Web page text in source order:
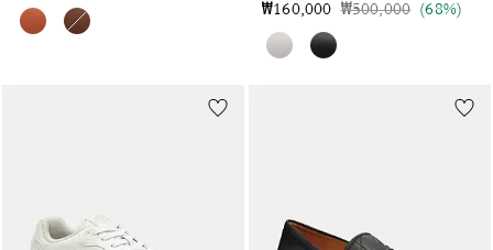
₩160,000 가격 인하 전
₩500,000인하됨
(68%)